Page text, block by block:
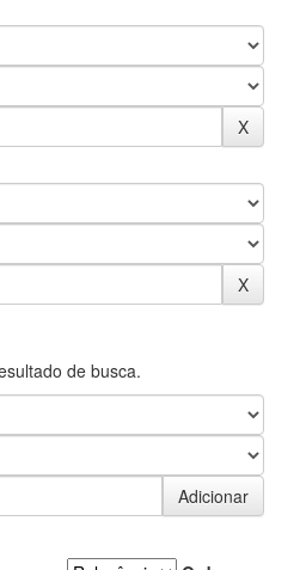
de busca.